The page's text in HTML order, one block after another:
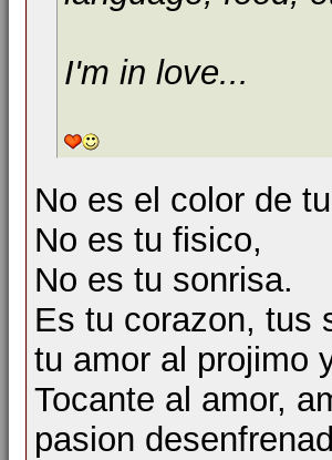
I'm in love...
No es el color de
No es tu fisico,
No es tu sonrisa.
Es tu corazon, tus
tu amor al projimo
Tocante al amor,
pasion